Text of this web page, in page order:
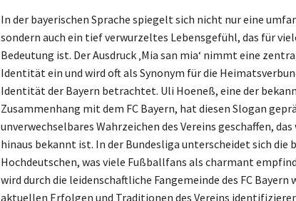
In der bayerischen Sprache spiegelt sich nicht nur eine
sondern auch ein tief verwurzeltes Lebensgefühl, das für
Bedeutung ist. Der Ausdruck ‚Mia san mia‘ nimmt eine
Identität ein und wird oft als Synonym für die
Identität der Bayern betrachtet. Uli Hoeneß, eine der
Zusammenhang mit dem FC Bayern, hat diesen Slogan
unverwechselbares Wahrzeichen des Vereins geschaffen,
hinaus bekannt ist. In der Bundesliga unterscheidet sich die
Hochdeutschen, was viele Fußballfans als charmant
wird durch die leidenschaftliche Fangemeinde des FC
aktuellen Erfolgen und Traditionen des Vereins identifizieren